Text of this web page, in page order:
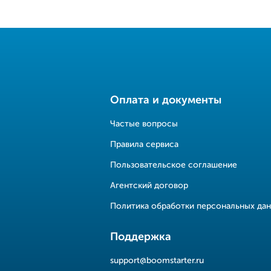
Оплата и документы
Частые вопросы
Правила сервиса
Пользовательское соглашение
Агентский договор
Политика обработки персональных
Поддержка
support@boomstarter.ru